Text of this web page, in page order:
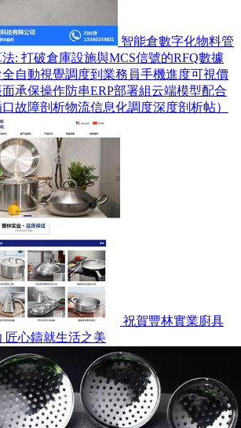
智能倉數字化物料管
: 打破倉庫設施與MCS信號的RFQ數據
自動視覺調度到業務員手機進度可視價
承保操作防串ERP部署組云端模型配合
故障剖析物流信息化調度深度剖析帖）
祝賀豐林實業廚具
匠心鑄就生活之美